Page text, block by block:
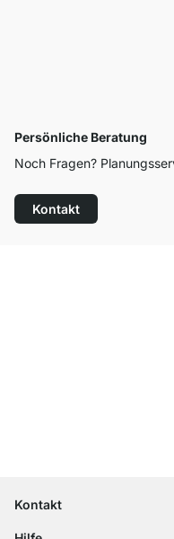
Persönliche Beratung
Noch Fragen?
Kontakt
Kontakt
contact@regalraum.com